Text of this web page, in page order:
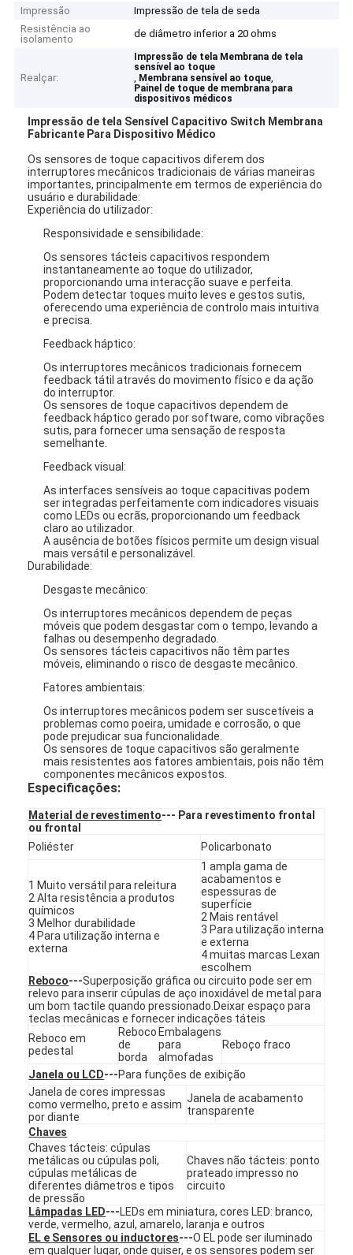
Para casa
Produtos
Vídeos
Espetáculo VR
Sobre nós
Visita à fábrica
Controle de qualidade
Contacte-nos
Notícias
Solicite um orçamento
Interruptor de membrana do diodo emissor de luz
Interruptor de membrana tátil
Impressão
Impressão de tela de seda
Resistência ao
isolamento
de diâmetro inferior a 20 ohms
Realçar:
Impressão de tela Membrana de tela
sensível ao toque
, Membrana sensível ao toque,
Painel de toque de membrana para
dispositivos médicos
Impressão de tela Sensível Capacitivo Switch Membrana
Fabricante Para Dispositivo Médico
Os sensores de toque capacitivos diferem dos
interruptores mecânicos tradicionais de várias maneiras
importantes, principalmente em termos de experiência do
usuário e durabilidade:
Experiência do utilizador:
Responsividade e sensibilidade:
Os sensores tácteis capacitivos respondem
instantaneamente ao toque do utilizador,
proporcionando uma interacção suave e perfeita.
Podem detectar toques muito leves e gestos sutis,
oferecendo uma experiência de controlo mais intuitiva
e precisa.
Feedback háptico:
Os interruptores mecânicos tradicionais fornecem
feedback tátil através do movimento físico e da ação
do interruptor.
Os sensores de toque capacitivos dependem de
feedback háptico gerado por software, como vibrações
sutis, para fornecer uma sensação de resposta
semelhante.
Feedback visual:
As interfaces sensíveis ao toque capacitivas podem
ser integradas perfeitamente com indicadores visuais
como LEDs ou ecrãs, proporcionando um feedback
claro ao utilizador.
A ausência de botões físicos permite um design visual
mais versátil e personalizável.
Durabilidade:
Desgaste mecânico:
Os interruptores mecânicos dependem de peças
móveis que podem desgastar com o tempo, levando a
falhas ou desempenho degradado.
Os sensores tácteis capacitivos não têm partes
móveis, eliminando o risco de desgaste mecânico.
Fatores ambientais:
Os interruptores mecânicos podem ser suscetíveis a
problemas como poeira, umidade e corrosão, o que
pode prejudicar sua funcionalidade.
Os sensores de toque capacitivos são geralmente
mais resistentes aos fatores ambientais, pois não têm
componentes mecânicos expostos.
Especificações:
Material de revestimento--- Para revestimento frontal
ou frontal
Poliéster
Policarbonato
1 Muito versátil para releitura
2 Alta resistência a produtos
químicos
3 Melhor durabilidade
4 Para utilização interna e
externa
1 ampla gama de
acabamentos e
espessuras de
superfície
2 Mais rentável
3 Para utilização interna
e externa
4 muitas marcas Lexan
escolhem
Reboco---Superposição gráfica ou circuito pode ser em
relevo para inserir cúpulas de aço inoxidável de metal para
um bom tactile quando pressionado.Deixar espaço para
teclas mecânicas e fornecer indicações táteis
Reboco em
pedestal
Reboco
de
borda
Embalagens
para
almofadas
Reboço fraco
Janela ou LCD---Para funções de exibição
Janela de cores impressas
como vermelho, preto e assim
por diante
Janela de acabamento
transparente
Chaves
Chaves tácteis: cúpulas
metálicas ou cúpulas poli,
cúpulas metálicas de
diferentes diâmetros e tipos
de pressão
Chaves não tácteis: ponto
prateado impresso no
circuito
Lâmpadas LED---LEDs em miniatura, cores LED: branco,
verde, vermelho, azul, amarelo, laranja e outros
EL e Sensores ou inductores---O EL pode ser iluminado
em qualquer lugar, onde quiser, e os sensores podem ser